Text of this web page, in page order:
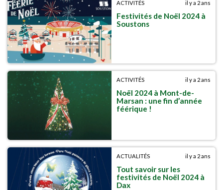
ACTIVITÉS il y a 2 ans
Festivités de Noël 2024 à
Soustons
ACTIVITÉS il y a 2 ans
Noël 2024 à Mont-de-
Marsan : une fin d’année
féérique !
ACTUALITÉS il y a 2 ans
Tout savoir sur les
festivités de Noël 2024 à
Dax